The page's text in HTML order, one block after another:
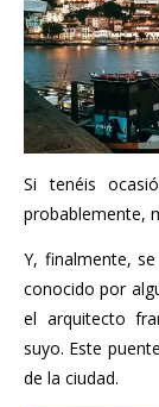
Si tenéis
probablemente,
Y, finalmente,
conocido por
el arquitecto
suyo. Este
de la ciudad.